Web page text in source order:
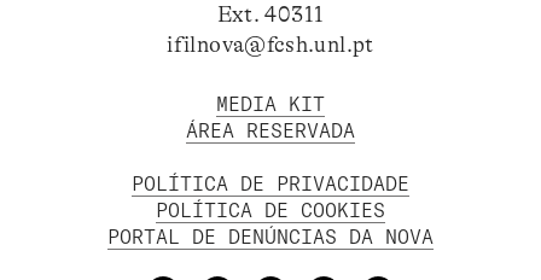
Ext. 40311
ifilnova@fcsh.unl.pt
MEDIA KIT
ÁREA RESERVADA
POLÍTICA DE PRIVACIDADE
POLÍTICA DE COOKIES
PORTAL DE DENÚNCIAS DA NOVA